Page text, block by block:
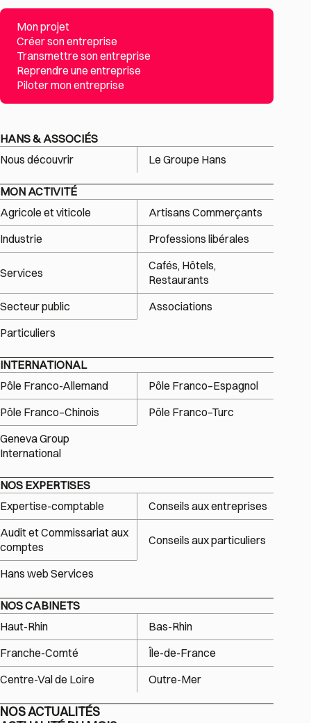
Mon projet
Créer son entreprise
Transmettre son entreprise
Reprendre une entreprise
Piloter mon entreprise
HANS & ASSOCIÉS
Nous découvrir
Le Groupe Hans
MON ACTIVITÉ
Agricole et viticole
Artisans Commerçants
Industrie
Professions libérales
Services
Cafés, Hôtels,
Restaurants
Secteur public
Associations
Particuliers
INTERNATIONAL
Pôle Franco-Allemand
Pôle Franco–Espagnol
Pôle Franco–Chinois
Pôle Franco–Turc
Geneva Group
International
NOS EXPERTISES
Expertise-comptable
Conseils aux entreprises
Audit et Commissariat aux
comptes
Conseils aux particuliers
Hans web Services
NOS CABINETS
Haut-Rhin
Bas-Rhin
Franche-Comté
Île-de-France
Centre-Val de Loire
Outre-Mer
NOS ACTUALITÉS